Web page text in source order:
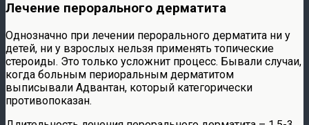
Лечение перорального дерматита
Однозначно при лечении перорального дерматита ни у
детей, ни у взрослых нельзя применять топические
стероиды. Это только усложнит процесс. Бывали случаи,
когда больным периоральным дерматитом
выписывали Адвантан, который категорически
противопоказан.